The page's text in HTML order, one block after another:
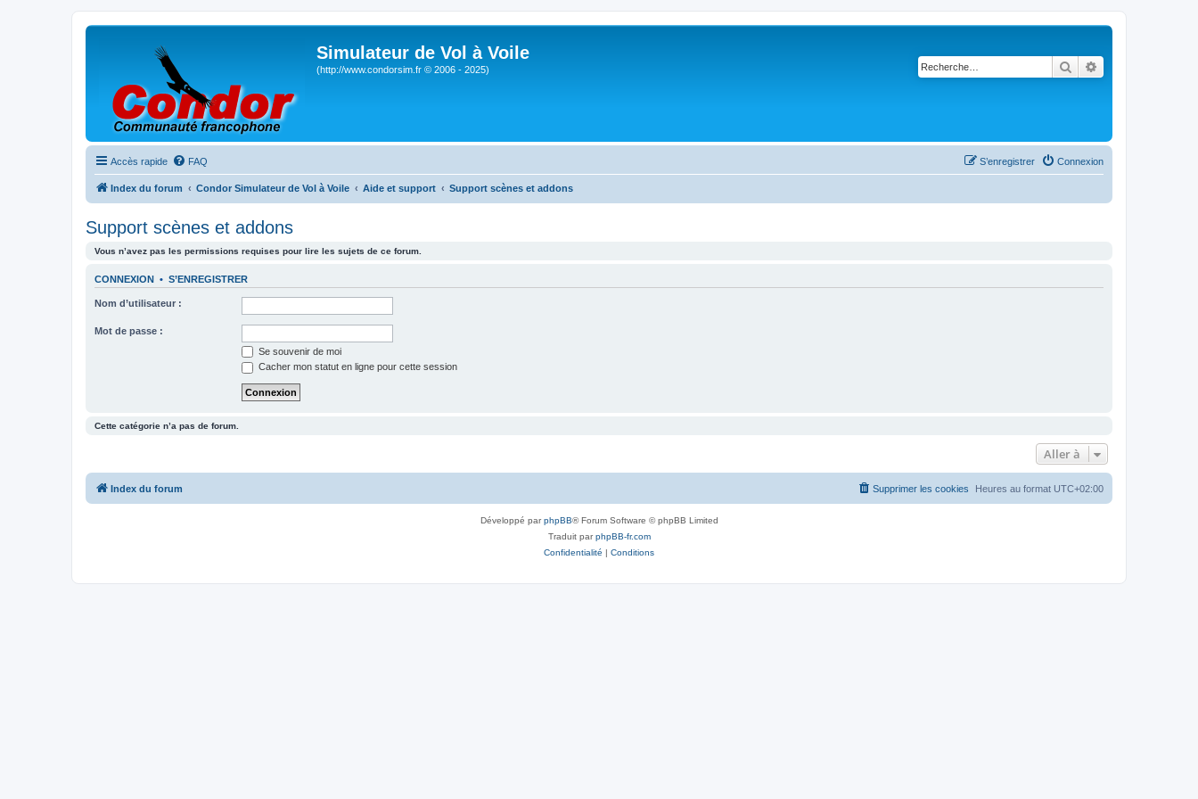
Simulateur de Vol à Voile
(http://www.condorsim.fr © 2006 - 2025) Rechercher
Accès rapide FAQ Connexion
S’enregistrer
Index du forum Condor Simulateur de Vol à Voile Aide et support Support scènes et addons
Support scènes et addons
Vous n’avez pas les permissions requises pour lire les sujets de ce forum.
CONNEXION • S’ENREGISTRER
Nom d’utilisateur :
Mot de passe :
Se souvenir de moi
Cacher mon statut en ligne pour cette session
Cette catégorie n’a pas de forum.
Aller à
Index du forum Heures au format UTC+02:00
Supprimer les cookies
Développé parphpBB® Forum Software © phpBB Limited
Traduit parphpBB-fr.com
Confidentialité | Conditions